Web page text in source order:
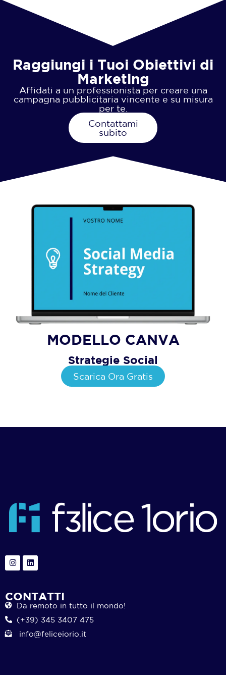
Raggiungi i Tuoi Obiettivi di
Marketing
Affidati a un professionista per creare una
campagna pubblicitaria vincente e su misura
per te.
Contattami
subito
MODELLO CANVA
Strategie Social
Scarica Ora Gratis
CONTATTI
Da remoto in tutto il mondo!
(+39) 345 3407 475
info@feliceiorio.it